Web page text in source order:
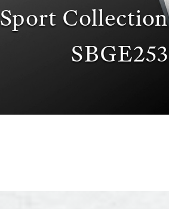
Sport Collection
SBGE253